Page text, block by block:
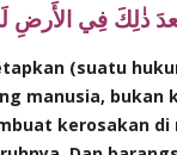
بَعدَ ذٰلِكَ فِي
(suatu
manusia,
kerosakan